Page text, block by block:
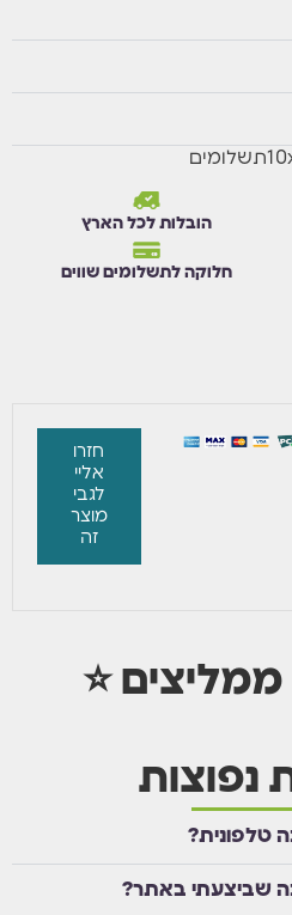
10תשלומים
הובלות לכל הארץ
חלוקה לתשלומים שווים
חזרו
אליי
לגבי
מוצר
זה
ממליצים ⭐
נפוצות
טלפונית?
שביצעתי באתר?